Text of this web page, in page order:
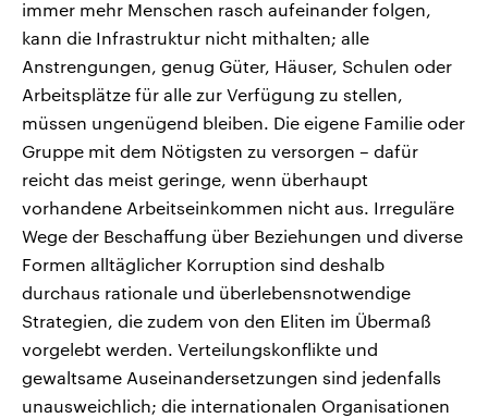
immer mehr Menschen rasch aufeinander folgen,
kann die Infrastruktur nicht mithalten; alle
Anstrengungen, genug Güter, Häuser, Schulen oder
Arbeitsplätze für alle zur Verfügung zu stellen,
müssen ungenügend bleiben. Die eigene Familie oder
Gruppe mit dem Nötigsten zu versorgen – dafür
reicht das meist geringe, wenn überhaupt
vorhandene Arbeitseinkommen nicht aus. Irreguläre
Wege der Beschaffung über Beziehungen und diverse
Formen alltäglicher Korruption sind deshalb
durchaus rationale und überlebensnotwendige
Strategien, die zudem von den Eliten im Übermaß
vorgelebt werden. Verteilungskonflikte und
gewaltsame Auseinandersetzungen sind jedenfalls
unausweichlich; die internationalen Organisationen